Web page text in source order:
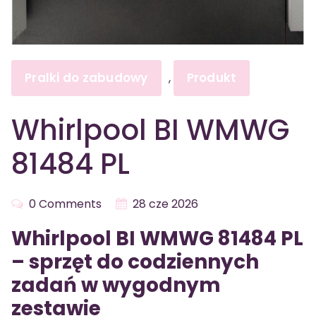
Pralki do zabudowy , Produkt
Whirlpool BI WMWG
81484 PL
0 Comments 28 cze 2026
Whirlpool BI WMWG 81484 PL
– sprzęt do codziennych
zadań w wygodnym
zestawie